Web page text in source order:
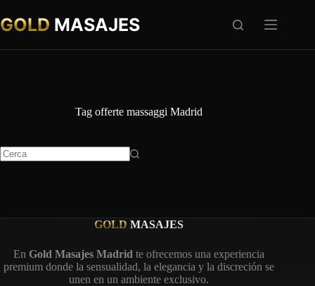
al
contenuto
GOLD MASAJES
Tagofferte massaggi Madrid
Nessun
risultato
GOLD MASAJES
En Gold Masajes Madrid te ofrecemos una experiencia
premium donde la sensualidad, la elegancia y la discreción se
unen en un ambiente exclusivo.